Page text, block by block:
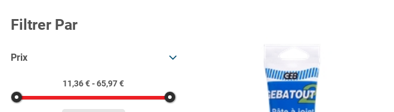
Filtrer Par
Prix
11,36 € - 65,97 €